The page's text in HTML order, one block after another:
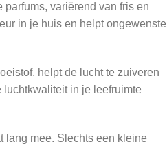
variërend van fris en
in je huis en helpt ongewenste
helpt de lucht te zuiveren
in je leefruimte
lang mee. Slechts een kleine